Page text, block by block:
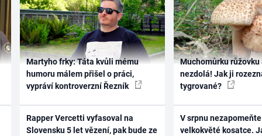
Martyho frky: Táta kvůli mému
humoru málem přišel o práci,
vypráví kontroverzní Řezník
Rapper Vercetti vyfasoval na
Slovensku 5 let vězení, pak bude ze
Muchomůrku růžovku
nezdolá! Jak ji
tygrované?
V srpnu
velkokvěté kosatce.